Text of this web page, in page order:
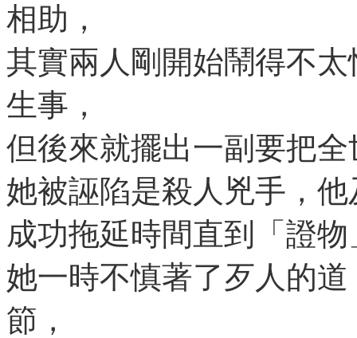
相助，
其實兩人剛開始鬧得不
生事，
但後來就擺出一副要把
她被誣陷是殺人兇手，
成功拖延時間直到「證
她一時不慎著了歹人的
節，